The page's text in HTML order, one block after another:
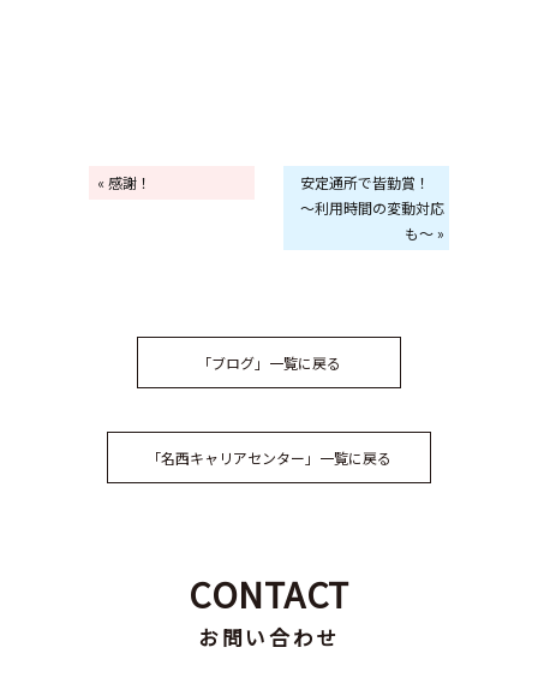
« 感謝！
安定通所で皆勤賞！
～利用時間の変動対応
も～ »
「ブログ」一覧に戻る
「名西キャリアセンター」一覧に戻る
CONTACT
お問い合わせ